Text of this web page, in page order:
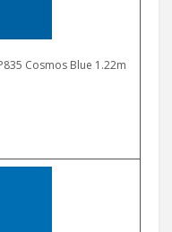
Cosmos Blue 1.22m